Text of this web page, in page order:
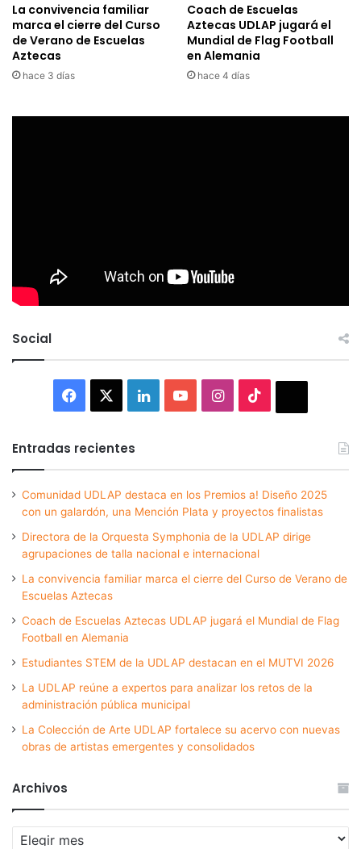
La convivencia familiar
marca el cierre del Curso
de Verano de Escuelas
Aztecas
hace 3 días
Coach de Escuelas
Aztecas UDLAP jugará el
Mundial de Flag Football
en Alemania
hace 4 días
Social
Facebook LinkedInYouTubeInstagram
Entradas recientes
Comunidad UDLAP destaca en los Premios a! Diseño 2025
con un galardón, una Mención Plata y proyectos finalistas
Directora de la Orquesta Symphonia de la UDLAP dirige
agrupaciones de talla nacional e internacional
La convivencia familiar marca el cierre del Curso de Verano de
Escuelas Aztecas
Coach de Escuelas Aztecas UDLAP jugará el Mundial de Flag
Football en Alemania
Estudiantes STEM de la UDLAP destacan en el MUTVI 2026
La UDLAP reúne a expertos para analizar los retos de la
administración pública municipal
La Colección de Arte UDLAP fortalece su acervo con nuevas
obras de artistas emergentes y consolidados
Archivos
Archivos